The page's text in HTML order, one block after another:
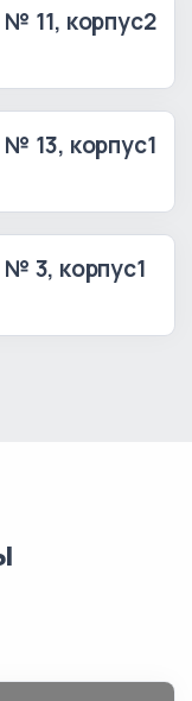
11, корпус2
13, корпус1
3, корпус1